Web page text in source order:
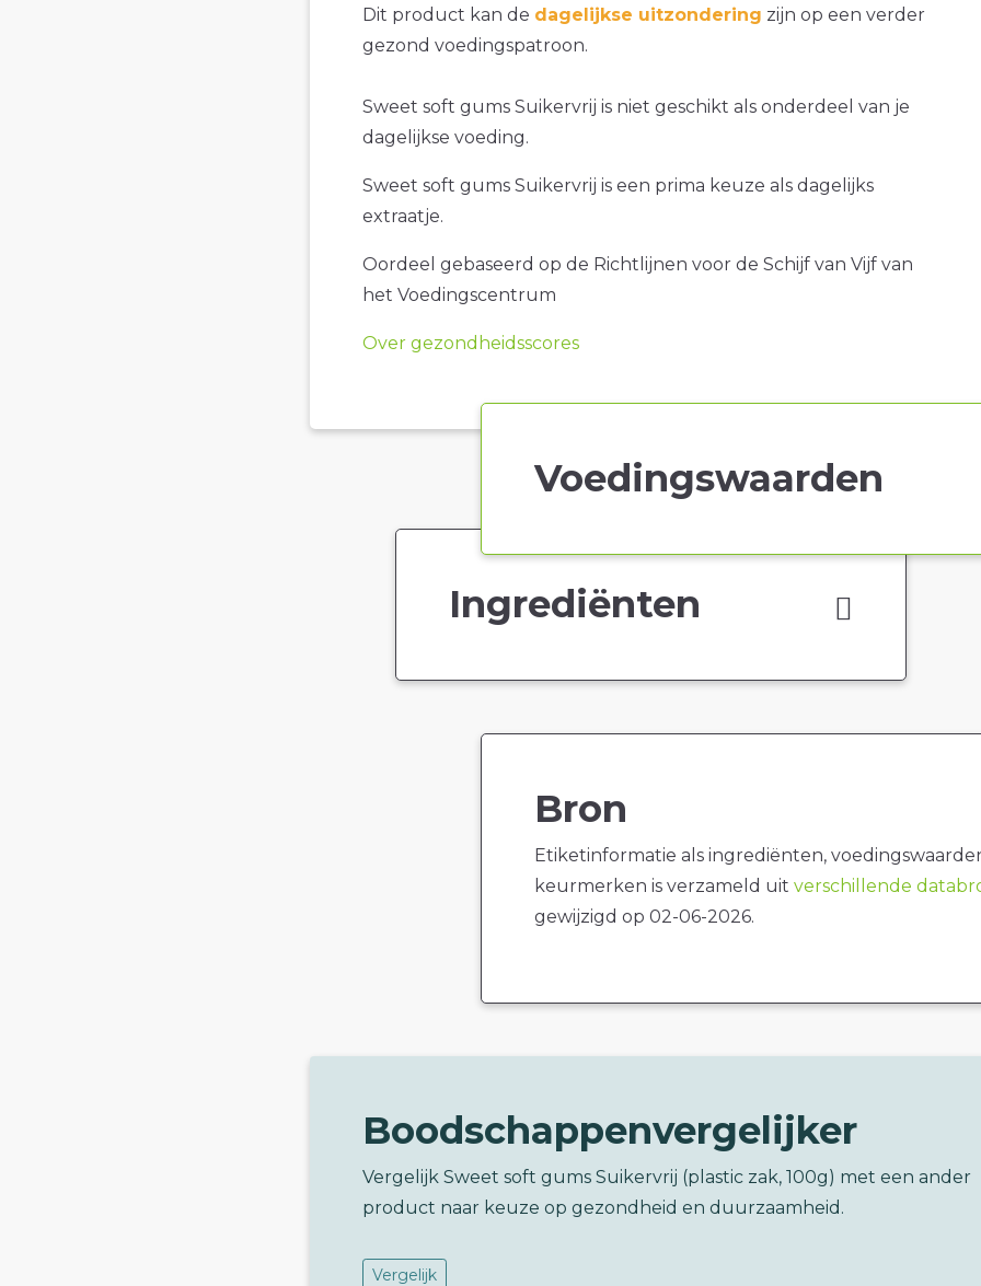
Dit product kan de dagelijkse uitzondering zijn op een verder
gezond voedingspatroon.
Sweet soft gums Suikervrij is niet geschikt als onderdeel van je
dagelijkse voeding.
Sweet soft gums Suikervrij is een prima keuze als dagelijks
extraatje.
Oordeel gebaseerd op de Richtlijnen voor de Schijf van Vijf van
het Voedingscentrum
Over gezondheidsscores
Voedingswaarden
Ingrediënten
Bron
Etiketinformatie als ingrediënten,
keurmerken is verzameld uit verschillende
gewijzigd op 02-06-2026.
Boodschappenvergelijker
Vergelijk Sweet soft gums Suikervrij (plastic zak, 100g) met een ander
product naar keuze op gezondheid en duurzaamheid.
Vergelijk